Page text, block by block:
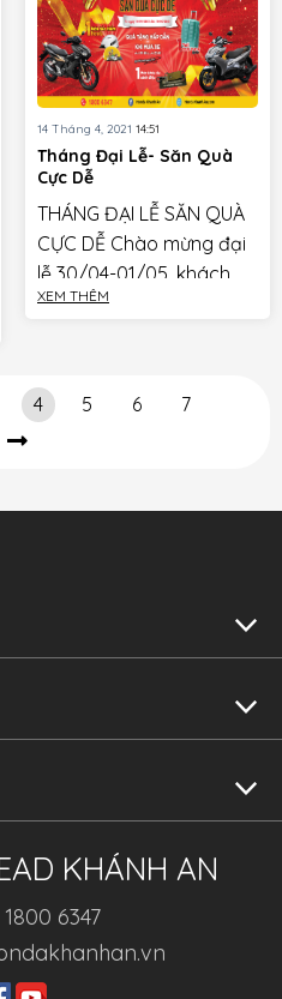
14 Tháng 4, 2021 14:51
Tháng Đại Lễ- Săn Quà
Cực Dễ
THÁNG ĐẠI LỄ SĂN QUÀ
CỰC DỄ Chào mừng đại
lễ 30/04-01/05, khách
hàng mua xe Honda Air
đến hết […]
XEM THÊM
4 5 6 7
KHÁNH AN
6347